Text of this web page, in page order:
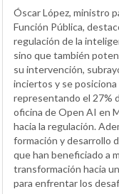
Óscar López, ministro
Función Pública,
regulación de la
sino que también
su intervención,
inciertos y se
representando el 27%
oficina de Open AI en
hacia la regulación.
formación y desarrollo
que han beneficiado a
transformación hacia
para enfrentar los